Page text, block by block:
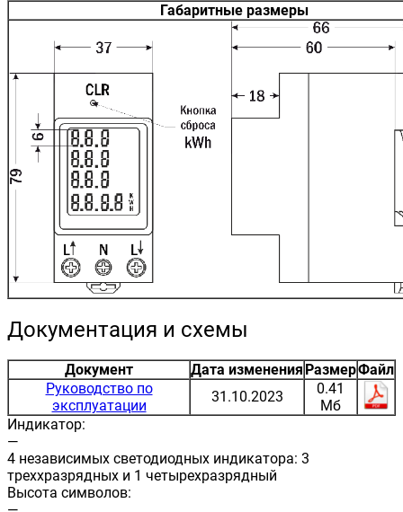
Габаритные размеры
Документация и схемы
Документ Дата изменения РазмерФайл
Руководство по
эксплуатации
31.10.2023
0.41
Мб
Индикатор:
—
4 независимых светодиодных индикатора: 3
треххразрядных и 1 четырехразрядный
Высота символов: